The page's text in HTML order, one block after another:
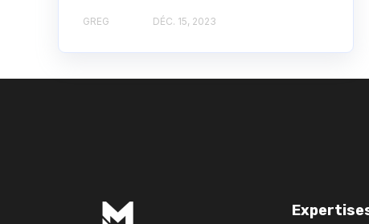
GREG DÉC. 15, 2023